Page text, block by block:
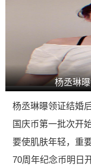
杨丞琳
杨丞琳曝领证结婚
国庆币第一批次开
要使肌肤年轻，重
70周年纪念币明日